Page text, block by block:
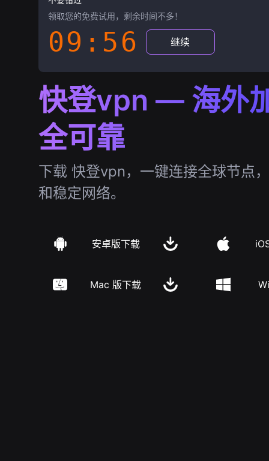
领取您的免费试用，剩余时间不多！
09:55 继续
快登vpn — 海外
全可靠
下载 快登vpn，一键连接全球节点
和稳定网络。
安卓版下载
Mac 版下载